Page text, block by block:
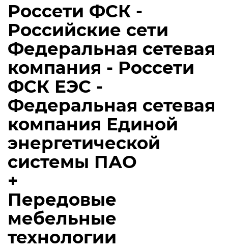
Россети ФСК -
Российские сети
Федеральная сетевая
компания - Россети
ФСК ЕЭС -
Федеральная сетевая
компания Единой
энергетической
системы ПАО
+
Передовые
мебельные
технологии